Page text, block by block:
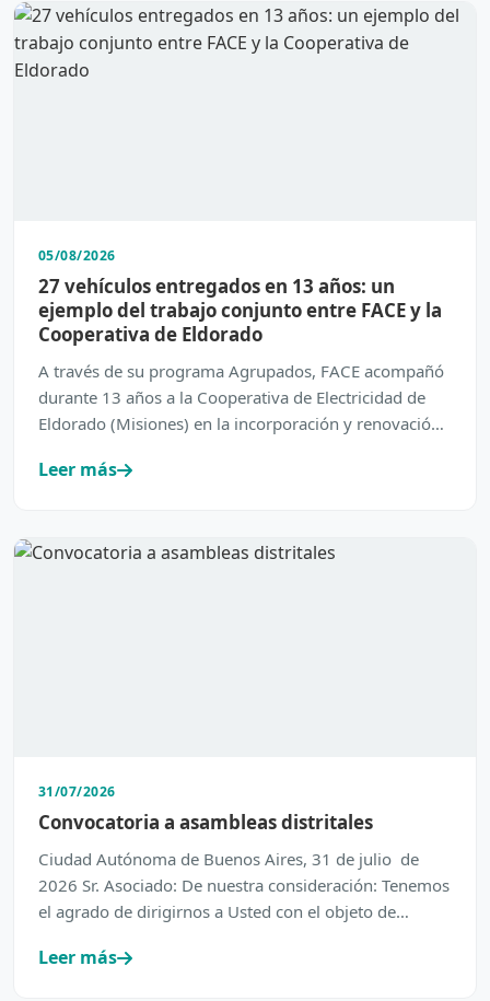
05/08/2026
27 vehículos entregados en 13 años: un
ejemplo del trabajo conjunto entre FACE y la
Cooperativa de Eldorado
A través de su programa Agrupados, FACE acompañó
durante 13 años a la Cooperativa de Electricidad de
Eldorado (Misiones) en la incorporación y renovación
Leer más
31/07/2026
Convocatoria a asambleas distritales
Ciudad Autónoma de Buenos Aires, 31 de julio de
2026 Sr. Asociado: De nuestra consideración: Tenemos
el agrado de dirigirnos a Usted con el objeto de
Leer más